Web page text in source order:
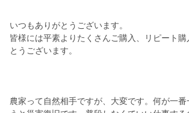
いつもありがとうございます。
皆様には平素よりたくさんご購入、リピート
とうございます。
農家って自然相手ですが、大変です。何が一